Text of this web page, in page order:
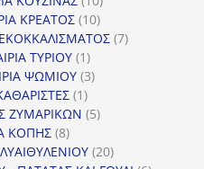
προϊόντα
ΚΡΕΑΤΟΣ 1010
προϊόντα
77
ΤΥΡΙΟΥ 11
προϊόν
ΨΩΜΙΟΥ 33
11
προϊόν
ΖΥΜΑΡΙΚΩΝ 55
ΚΟΠΗΣ 88
προϊόντα
2020